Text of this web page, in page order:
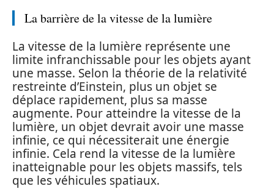
La barrière de la vitesse de la lumière
La vitesse de la lumière représente une
limite infranchissable pour les objets ayant
une masse. Selon la théorie de la relativité
restreinte d’Einstein, plus un objet se
déplace rapidement, plus sa masse
augmente. Pour atteindre la vitesse de la
lumière, un objet devrait avoir une masse
infinie, ce qui nécessiterait une énergie
infinie. Cela rend la vitesse de la lumière
inatteignable pour les objets massifs, tels
que les véhicules spatiaux.